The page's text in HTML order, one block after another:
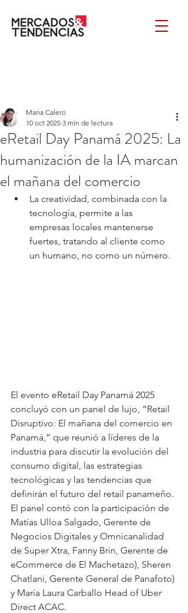
eRetail Day Panamá 2025: La
humanización de la IA marcan
el mañana del comercio
Maria Calero
10 oct 2025 3 min de lectura
La creatividad, combinada con la
tecnología, permite a las
empresas locales mantenerse
fuertes, tratando al cliente como
un humano, no como un número.
El evento eRetail Day Panamá 2025
concluyó con un panel de lujo, “Retail
Disruptivo: El mañana del comercio en
Panamá,” que reunió a líderes de la
industria para discutir la evolución del
consumo digital, las estrategias
tecnológicas y las tendencias que
definirán el futuro del retail panameño.
El panel contó con la participación de
Matías Ulloa Salgado, Gerente de
Negocios Digitales y Omnicanalidad
de Super Xtra, Fanny Brin, Gerente de
eCommerce de El Machetazo), Sheren
Chatlani, Gerente General de Panafoto)
y María Laura Carballo Head of Uber
Direct ACAC.